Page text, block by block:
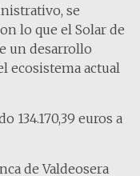
se
lo que el Solar de
un desarrollo
ecosistema actual
134.170,39 euros a
de Valdeosera